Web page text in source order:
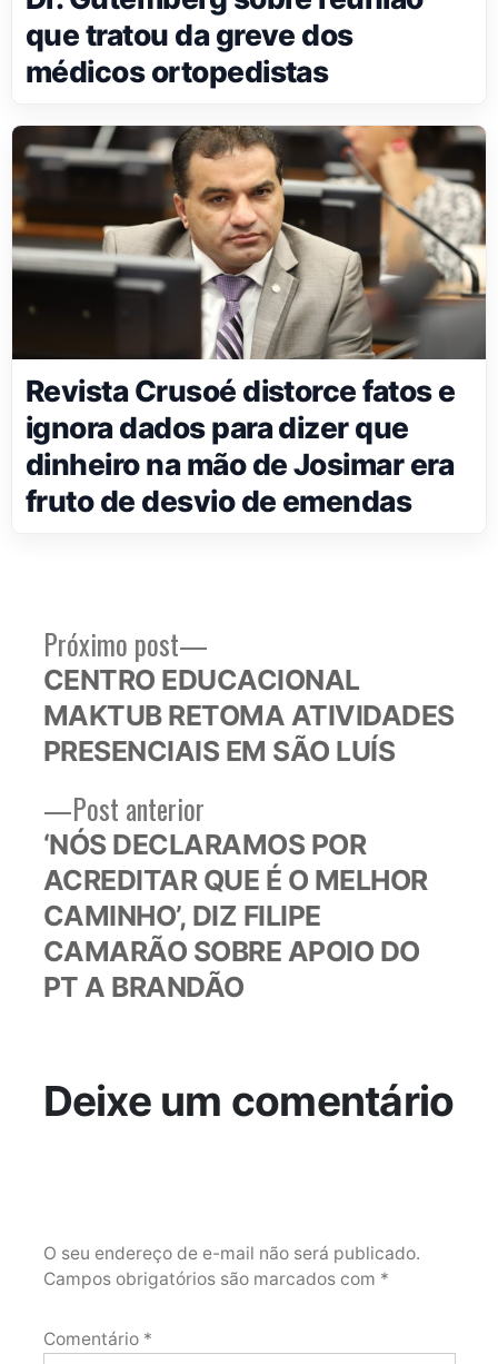
que tratou da greve dos
médicos ortopedistas
Revista Crusoé distorce fatos e
ignora dados para dizer que
dinheiro na mão de Josimar era
fruto de desvio de emendas
Navegação
de
Post
Post anteriorPost
anterior:
‘NÓS DECLARAMOS POR
ACREDITAR QUE É O MELHOR
CAMINHO’, DIZ FILIPE
CAMARÃO SOBRE APOIO DO
PT A BRANDÃO
Próximo post
Próximo
post:
CENTRO EDUCACIONAL
MAKTUB RETOMA ATIVIDADES
PRESENCIAIS EM SÃO LUÍS
Deixe um comentário
O seu endereço de e-mail não será publicado.
Campos obrigatórios são marcados com *
Comentário *